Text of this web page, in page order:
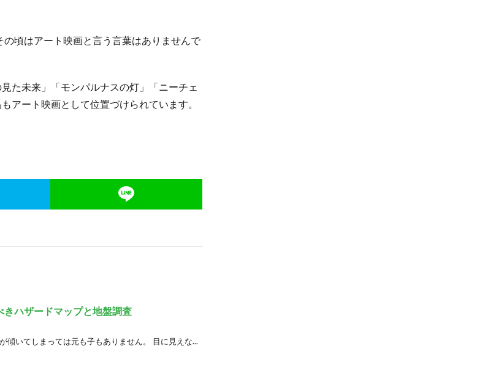
頃はアート映画と言う言葉はありませんで
た未来」「モンパルナスの灯」「ニーチェ
アート映画として位置づけられています。
ハザードマップと地盤調査
傾いてしまっては元も子もありません。 目に見えな...